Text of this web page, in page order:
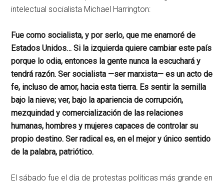
intelectual socialista Michael Harrington:
Fue como socialista, y por serlo, que me enamoré de
Estados Unidos… Si la izquierda quiere cambiar este país
porque lo odia, entonces la gente nunca la escuchará y
tendrá razón. Ser socialista —ser marxista— es un acto de
fe, incluso de amor, hacia esta tierra. Es sentir la semilla
bajo la nieve; ver, bajo la apariencia de corrupción,
mezquindad y comercialización de las relaciones
humanas, hombres y mujeres capaces de controlar su
propio destino. Ser radical es, en el mejor y único sentido
de la palabra, patriótico.
El sábado fue el día de protestas políticas más grande en